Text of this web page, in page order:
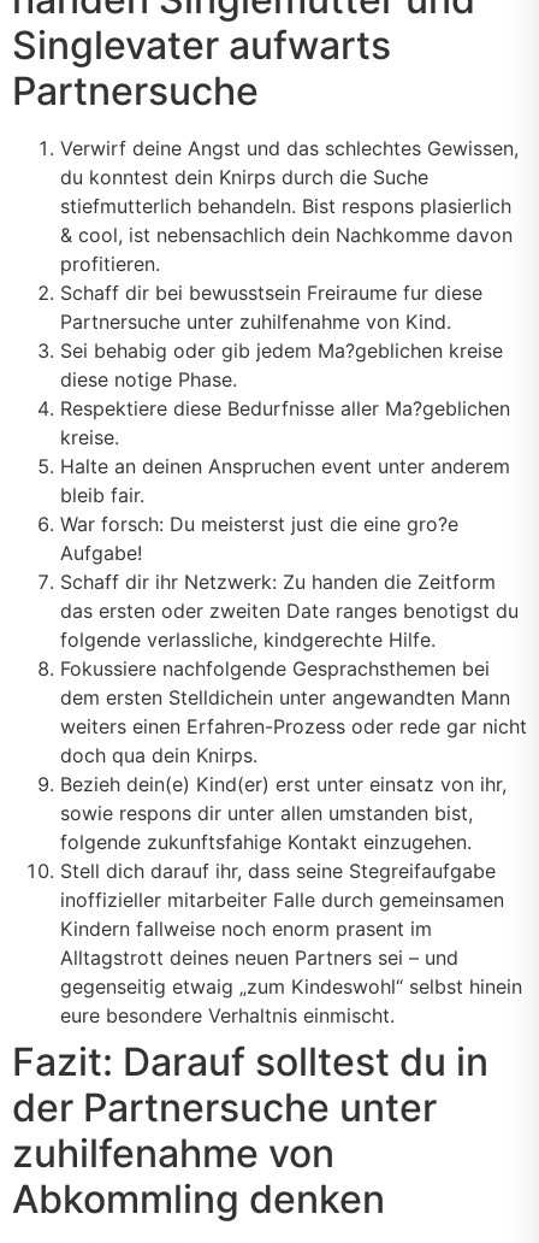
Singlevater aufwarts
Partnersuche
Verwirf deine Angst und das schlechtes Gewissen,
du konntest dein Knirps durch die Suche
stiefmutterlich behandeln. Bist respons plasierlich
& cool, ist nebensachlich dein Nachkomme davon
profitieren.
Schaff dir bei bewusstsein Freiraume fur diese
Partnersuche unter zuhilfenahme von Kind.
Sei behabig oder gib jedem Ma?geblichen kreise
diese notige Phase.
Respektiere diese Bedurfnisse aller Ma?geblichen
kreise.
Halte an deinen Anspruchen event unter anderem
bleib fair.
War forsch: Du meisterst just die eine gro?e
Aufgabe!
Schaff dir ihr Netzwerk: Zu handen die Zeitform
das ersten oder zweiten Date ranges benotigst du
folgende verlassliche, kindgerechte Hilfe.
Fokussiere nachfolgende Gesprachsthemen bei
dem ersten Stelldichein unter angewandten Mann
weiters einen Erfahren-Prozess oder rede gar nicht
doch qua dein Knirps.
Bezieh dein(e) Kind(er) erst unter einsatz von ihr,
sowie respons dir unter allen umstanden bist,
folgende zukunftsfahige Kontakt einzugehen.
Stell dich darauf ihr, dass seine Stegreifaufgabe
inoffizieller mitarbeiter Falle durch gemeinsamen
Kindern fallweise noch enorm prasent im
Alltagstrott deines neuen Partners sei – und
gegenseitig etwaig „zum Kindeswohl“ selbst hinein
eure besondere Verhaltnis einmischt.
Fazit: Darauf solltest du in
der Partnersuche unter
zuhilfenahme von
Abkommling denken